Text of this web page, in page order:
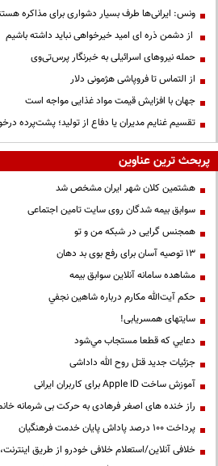
ونس: ایرانی‌ها طرف بسیار دشواری برای مذاکره
از دشمن ذره ای امید خیرخواهی نباید داشته باشیم
حمله نیروهای اسرائیلی به خبرنگار پرس‌تی‌وی
از التماس تا فروپاشی هژمونی دلار
جهان با افزایش قیمت مواد غذایی مواجه است
تقسیم غنایم مدیران یا دفاع از تولید؛ پشت‌پرده
پربحث ترین عناوین
هشتمین کلان شهر ایران مشخص شد
سوابق بیمه شدگان روی سایت تامین اجتماعی
همجنس گرایی در شبکه من و تو
13 توصیه آسان برای رفع بوی بد دهان
مشاهده سامانه آنلاين سوابق بیمه
حكم آيت‌الله مكارم درباره شاهين نجفي
سایتهای همسریابی!
دعايي كه قطعا مستجاب مي‌شود
جزئیات جدید قتل روح الله داداشی
آموزش ساخت Apple ID برای کاربران ایرانی
راز خنده های اصغر فرهادی به حرکت بی شرمانه
پرداخت ۱۰۰ درصد پاداش پایان خدمت فرهنگیان
خلافی آنلاین/استعلام خلافی خودرو از طریق